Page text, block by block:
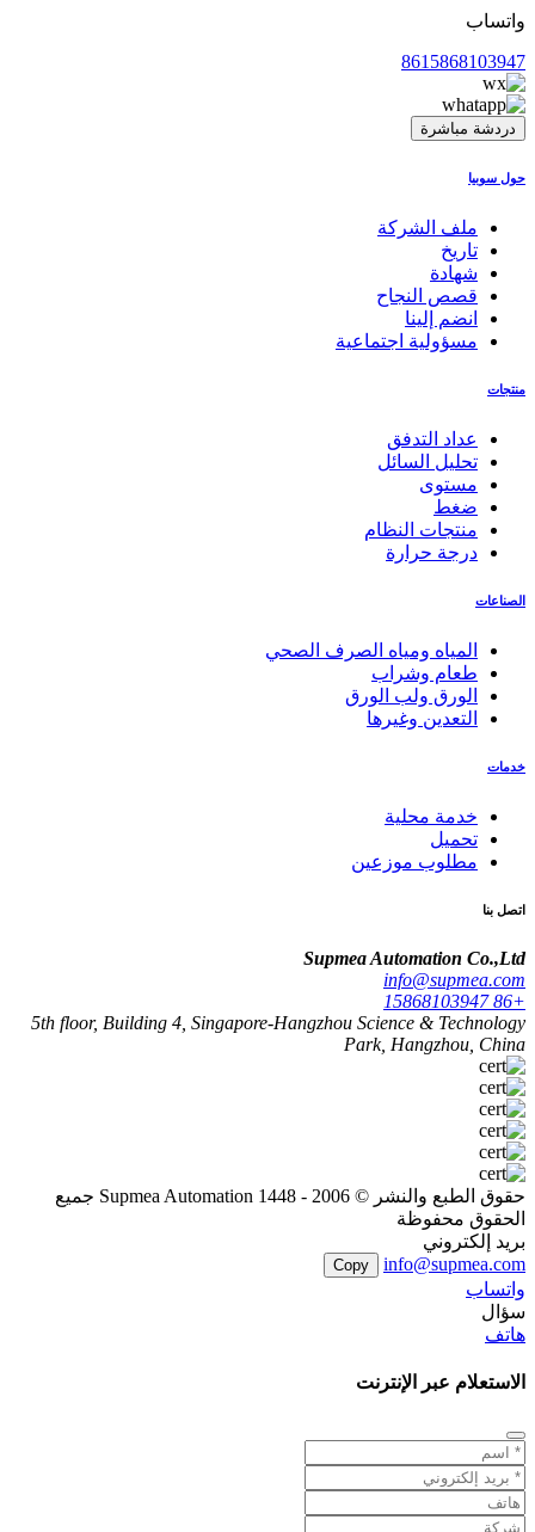
واتساب
8615868103947
دردشة مباشرة
حول سوبيا
ملف الشركة
تاريخ
شهادة
قصص النجاح
انضم إلينا
مسؤولية اجتماعية
منتجات
عداد التدفق
تحليل السائل
مستوى
ضغط
منتجات النظام
درجة حرارة
الصناعات
المياه ومياه الصرف الصحي
طعام وشراب
الورق ولب الورق
التعدين وغيرها
خدمات
خدمة محلية
تحميل
مطلوب موزعين
اتصل بنا
Supmea Automation Co.,Ltd
info@supmea.com
+86 15868103947
5th floor, Building 4, Singapore-Hangzhou Science & Technology
Park, Hangzhou, China
حقوق الطبع والنشر © 2006 - 1448 Supmea Automation جميع
الحقوق محفوظة
بريد إلكتروني
info@supmea.com
Copy
واتساب
سؤال
هاتف
الاستعلام عبر الإنترنت